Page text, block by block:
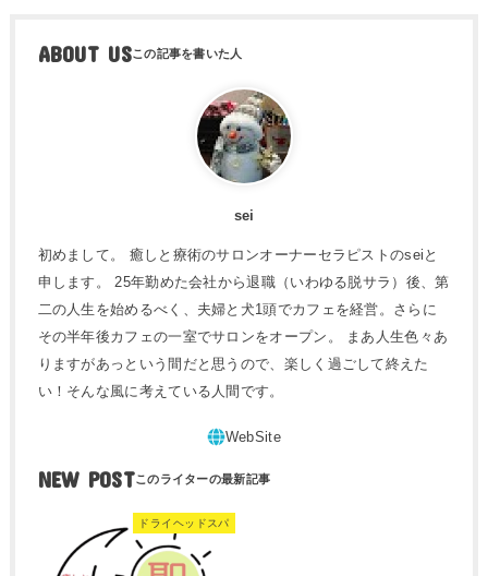
ABOUT US
sei
初めまして。 癒しと療術のサロンオーナーセラピストのseiと
申します。 25年勤めた会社から退職（いわゆる脱サラ）後、第
二の人生を始めるべく、夫婦と犬1頭でカフェを経営。さらに
その半年後カフェの一室でサロンをオープン。 まあ人生色々あ
りますがあっという間だと思うので、楽しく過ごして終えた
い！そんな風に考えている人間です。
NEW POST
ドライヘッドスパ